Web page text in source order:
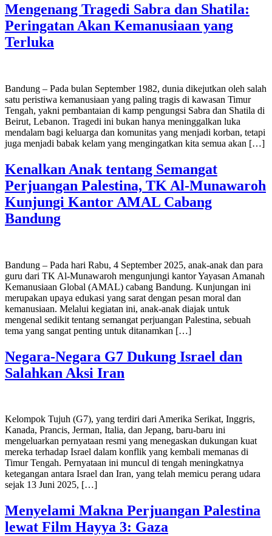
Mengenang Tragedi Sabra dan Shatila:
Peringatan Akan Kemanusiaan yang
Terluka
Bandung – Pada bulan September 1982, dunia dikejutkan oleh salah
satu peristiwa kemanusiaan yang paling tragis di kawasan Timur
Tengah, yakni pembantaian di kamp pengungsi Sabra dan Shatila di
Beirut, Lebanon. Tragedi ini bukan hanya meninggalkan luka
mendalam bagi keluarga dan komunitas yang menjadi korban, tetapi
juga menjadi babak kelam yang mengingatkan kita semua akan […]
Kenalkan Anak tentang Semangat
Perjuangan Palestina, TK Al-Munawaroh
Kunjungi Kantor AMAL Cabang
Bandung
Bandung – Pada hari Rabu, 4 September 2025, anak-anak dan para
guru dari TK Al-Munawaroh mengunjungi kantor Yayasan Amanah
Kemanusiaan Global (AMAL) cabang Bandung. Kunjungan ini
merupakan upaya edukasi yang sarat dengan pesan moral dan
kemanusiaan. Melalui kegiatan ini, anak-anak diajak untuk
mengenal sedikit tentang semangat perjuangan Palestina, sebuah
tema yang sangat penting untuk ditanamkan […]
Negara-Negara G7 Dukung Israel dan
Salahkan Aksi Iran
Kelompok Tujuh (G7), yang terdiri dari Amerika Serikat, Inggris,
Kanada, Prancis, Jerman, Italia, dan Jepang, baru-baru ini
mengeluarkan pernyataan resmi yang menegaskan dukungan kuat
mereka terhadap Israel dalam konflik yang kembali memanas di
Timur Tengah. Pernyataan ini muncul di tengah meningkatnya
ketegangan antara Israel dan Iran, yang telah memicu perang udara
sejak 13 Juni 2025, […]
Menyelami Makna Perjuangan Palestina
lewat Film Hayya 3: Gaza